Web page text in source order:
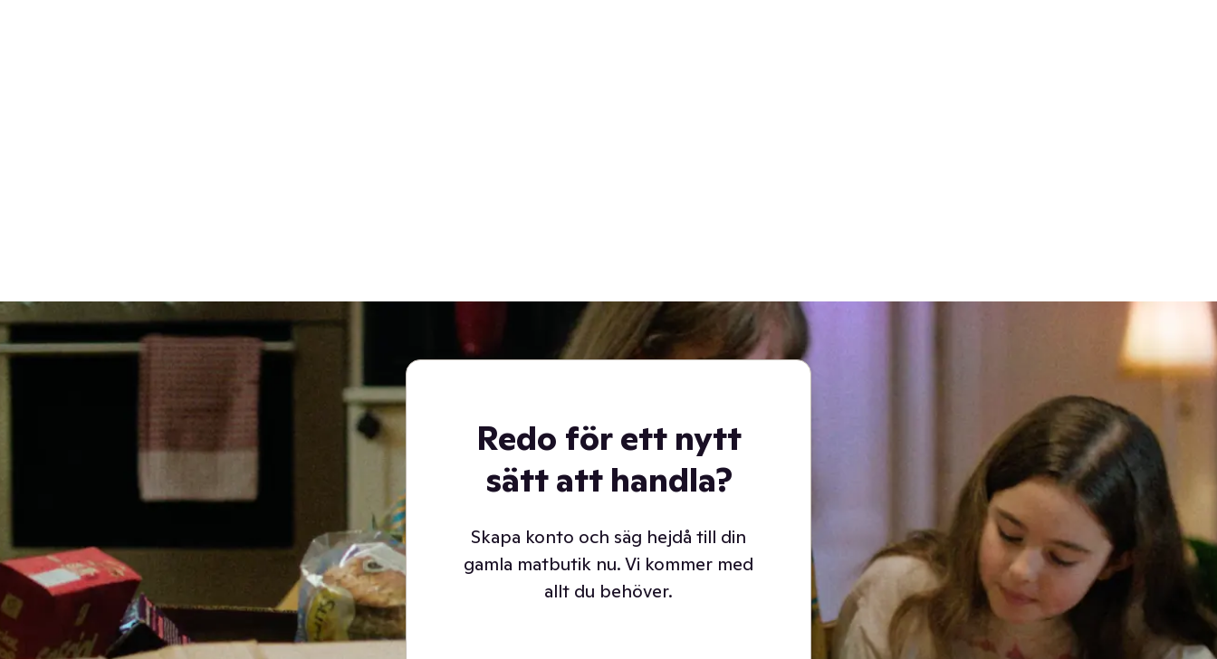
Redo för ett nytt
sätt att handla?
Skapa konto och säg hejdå till din
gamla matbutik nu. Vi kommer med
allt du behöver.